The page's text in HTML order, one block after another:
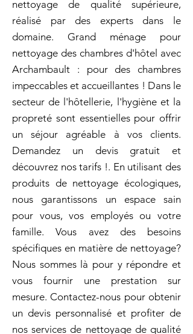
nettoyage de qualité supérieure,
réalisé par des experts dans le
domaine. Grand ménage pour
nettoyage des chambres d'hôtel avec
Archambault : pour des chambres
impeccables et accueillantes ! Dans le
secteur de l'hôtellerie, l'hygiène et la
propreté sont essentielles pour offrir
un séjour agréable à vos clients.
Demandez un devis gratuit et
découvrez nos tarifs !. En utilisant des
produits de nettoyage écologiques,
nous garantissons un espace sain
pour vous, vos employés ou votre
famille. Vous avez des besoins
spécifiques en matière de nettoyage?
Nous sommes là pour y répondre et
vous fournir une prestation sur
mesure. Contactez-nous pour obtenir
un devis personnalisé et profiter de
nos services de nettoyage de qualité